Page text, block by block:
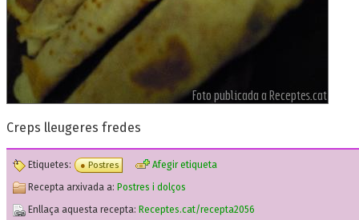
Creps lleugeres fredes
Etiquetes: Postres
Afegir etiqueta
Recepta arxivada a: Postres i dolços
Enllaça aquesta recepta: Receptes.cat/recepta2056